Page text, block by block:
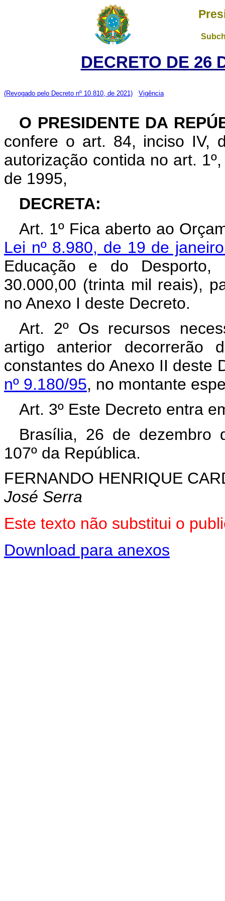
DECRETO DE 26
(Revogado pelo Decreto nº 10.810, de 2021) Vigência
O PRESIDENTE DA
confere o art. 84, inciso IV,
autorização contida no art.
de 1995,
DECRETA:
Art. 1º Fica aberto ao
Lei nº 8.980, de 19 de
Educação e do
30.000,00 (trinta mil reais),
no Anexo I deste Decreto.
Art. 2º Os recursos
artigo anterior decorrerão
constantes do Anexo II deste
nº 9.180/95, no montante
Art. 3º Este Decreto entra
Brasília, 26 de dezembro
107º da República.
FERNANDO HENRIQUE
José Serra
Este texto não substitui o
Download para anexos